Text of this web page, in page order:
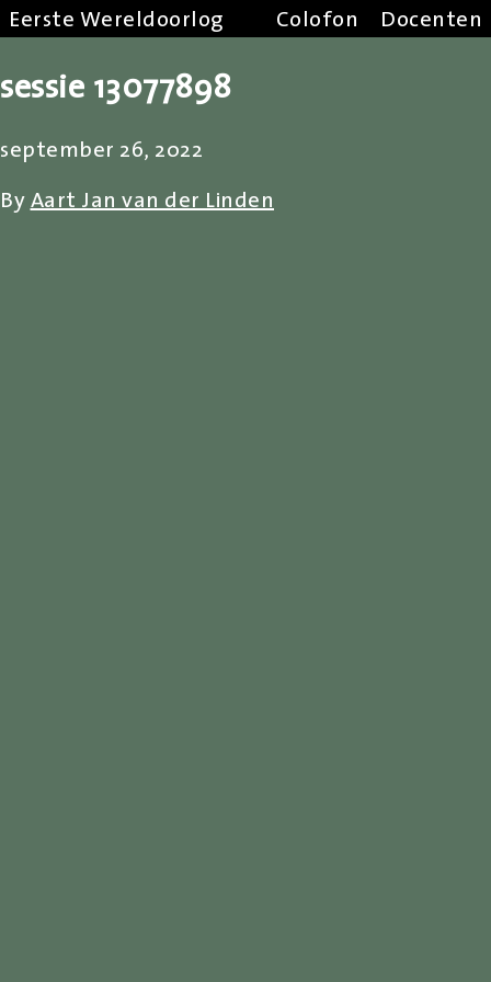
Eerste Wereldoorlog Colofon Docenten
sessie 13077898
september 26, 2022
ByAart Jan van der Linden